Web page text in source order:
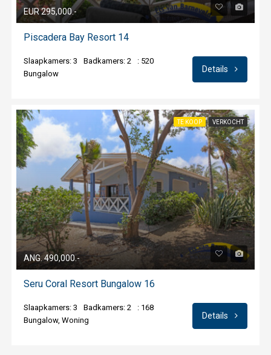
EUR 295,000.-
Piscadera Bay Resort 14
Slaapkamers: 3 Badkamers: 2
: 520
Bungalow
Details
TE KOOP VERKOCHT
ANG. 490,000.-
Seru Coral Resort Bungalow 16
Slaapkamers: 3 Badkamers: 2
: 168
Bungalow, Woning
Details